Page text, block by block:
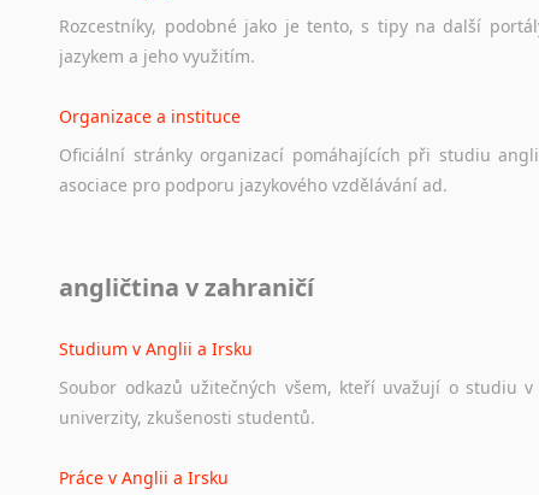
Rozcestníky, podobné jako je tento, s tipy na další
jazykem a jeho využitím.
Organizace a instituce
Oficiální stránky organizací pomáhajících při studiu
asociace pro podporu jazykového vzdělávání ad.
Ať už se jedná o česká diskusní
angličtina v zahraničí
Studium v Anglii a Irsku
Soubor odkazů užitečných všem, kteří uvažují o studiu v
univerzity, zkušenosti studentů.
Práce v Anglii a Irsku